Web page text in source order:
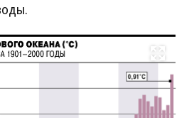
Развернуть